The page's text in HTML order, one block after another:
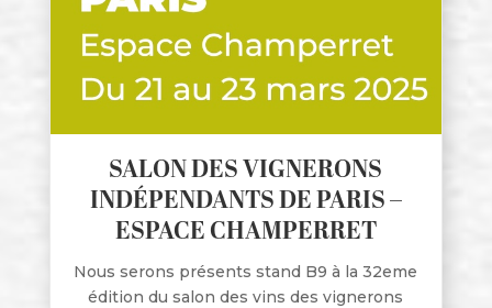
SALON DES VIGNERONS
INDÉPENDANTS DE PARIS –
ESPACE CHAMPERRET
Nous serons présents stand B9 à la 32eme
édition du salon des vins des vignerons